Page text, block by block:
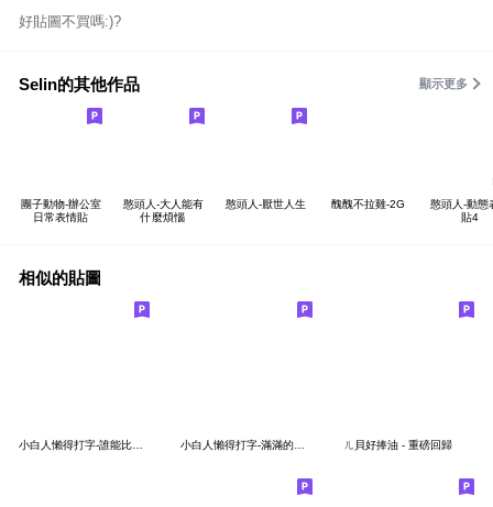
好貼圖不買嗎:)?
Selin的其他作品 顯示更多
團子動物-辦公室
日常表情貼
憨頭人-大人能有
什麼煩惱
憨頭人-厭世人生 醜醜不拉雞-2G
憨頭人-動態
貼4
相似的貼圖
小白人懶得打字-誰能比我廢(新版) 小白人懶得打字-滿滿的認同文字 ㄦ貝好捧油 - 重磅回歸